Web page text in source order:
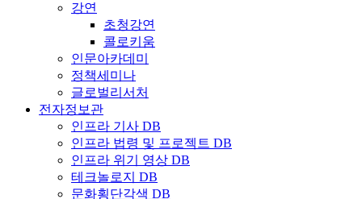
강연
초청강연
콜로키움
인문아카데미
정책세미나
글로벌리서처
전자정보관
인프라 기사 DB
인프라 법령 및 프로젝트 DB
인프라 위기 영상 DB
테크놀로지 DB
문화횡단각색 DB